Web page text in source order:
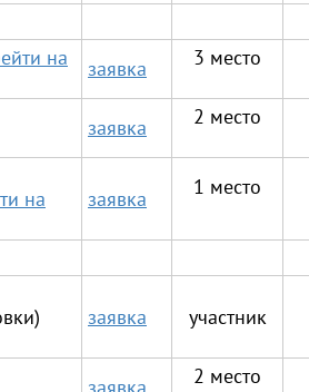
на
заявка 3 место
заявка 2 место
на
заявка 1 место
заявка участник
2 место